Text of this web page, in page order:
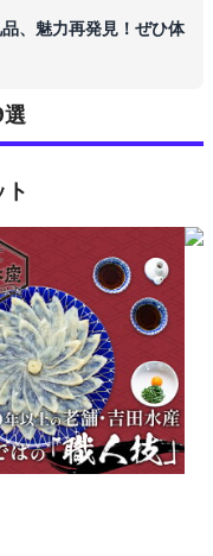
、魅力再発見！ぜひ体